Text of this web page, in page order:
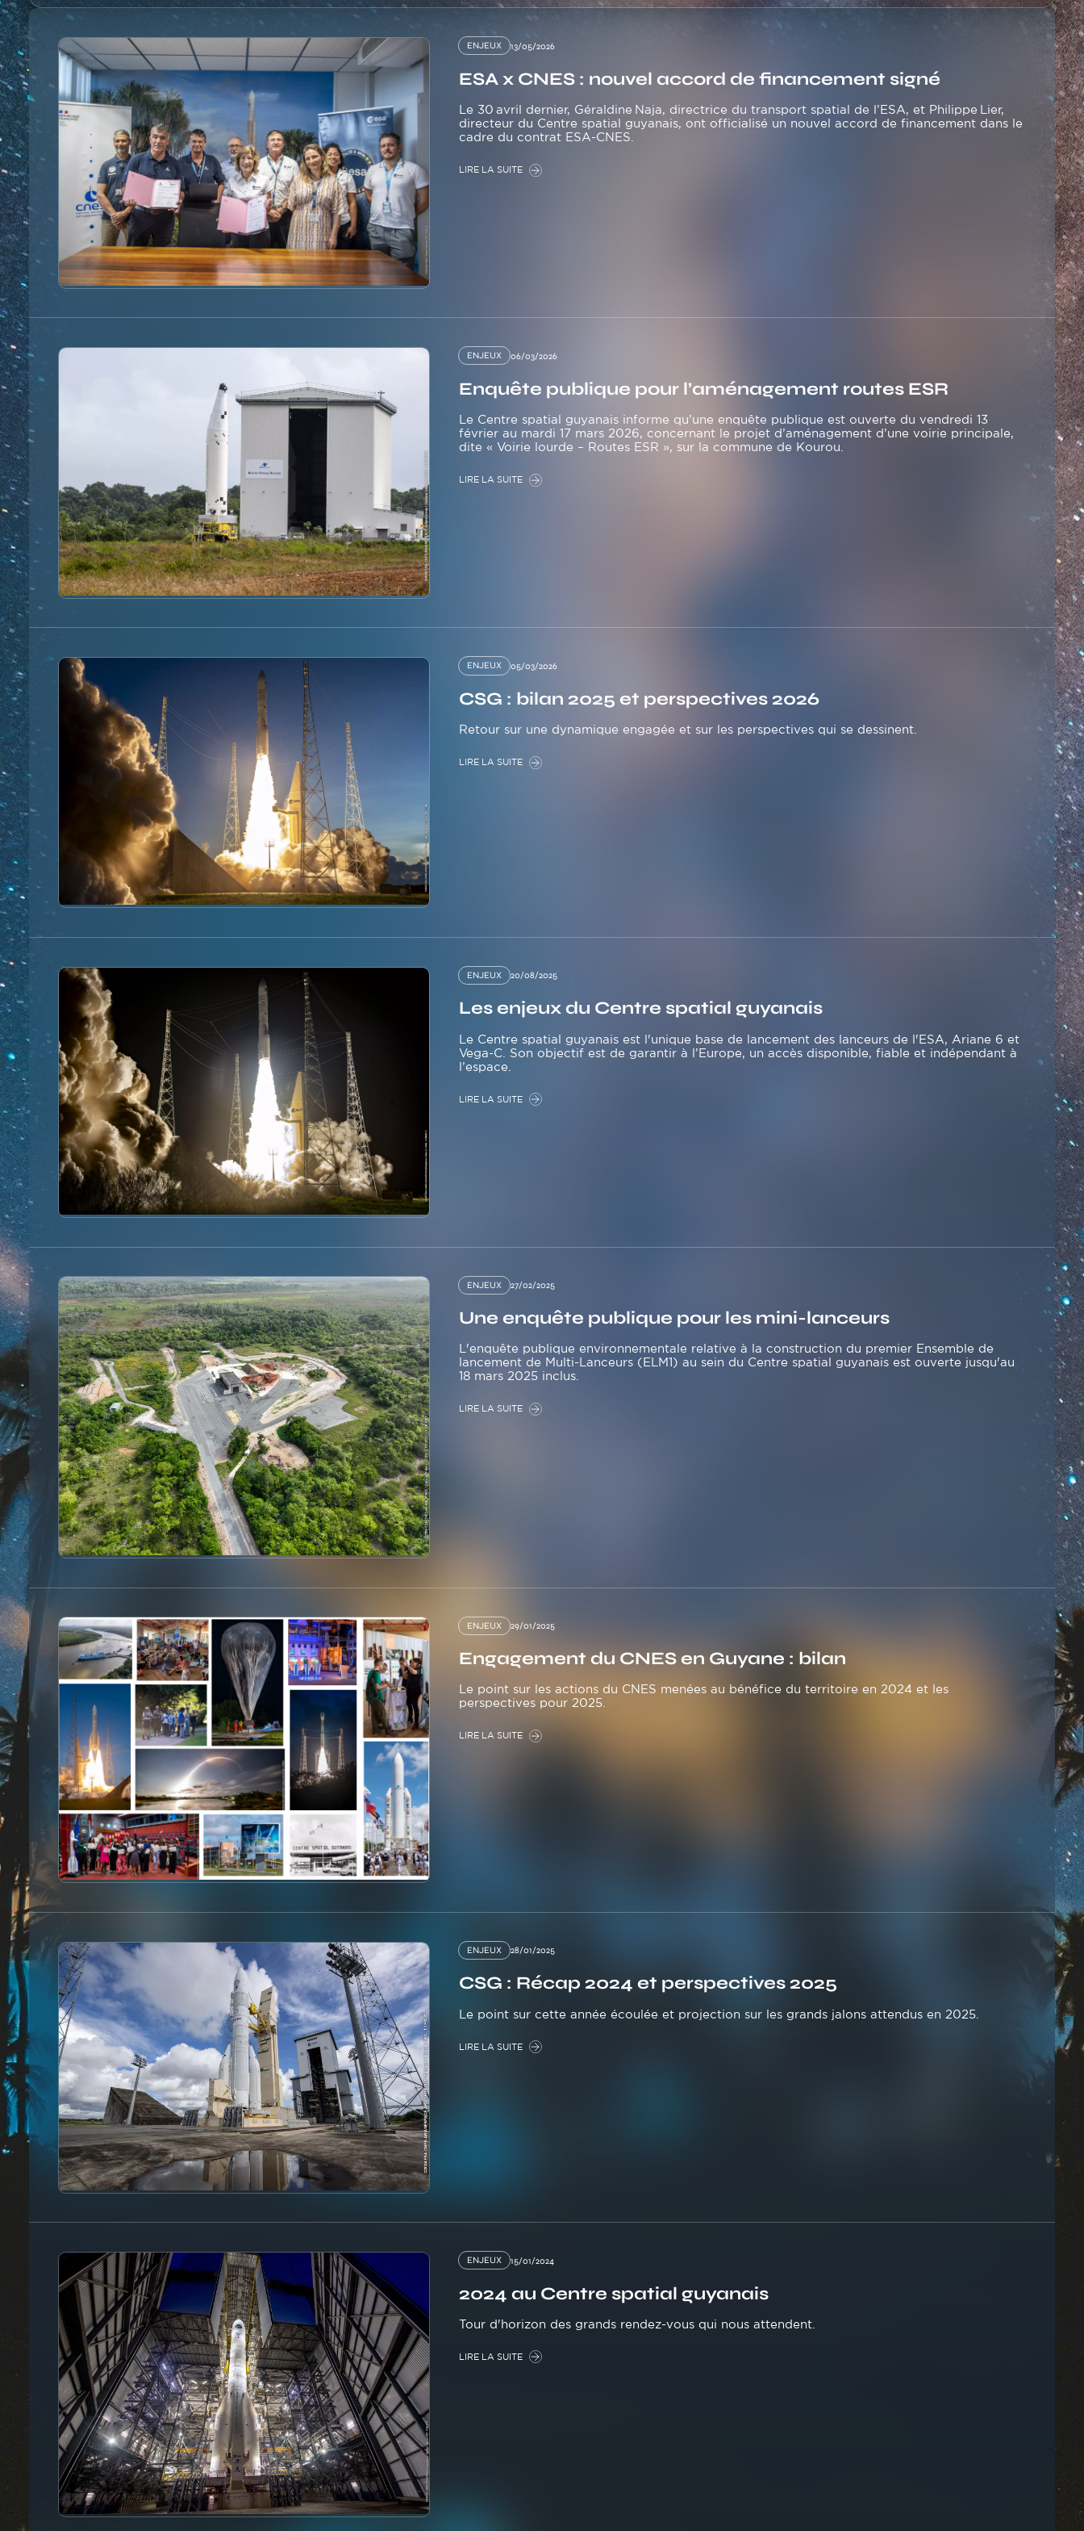
ENJEUX 13/05/2026
ESA x CNES : nouvel accord de financement signé
Le 30 avril dernier, Géraldine Naja, directrice du transport spatial de l’ESA, et Philippe Lier,
directeur du Centre spatial guyanais, ont officialisé un nouvel accord de financement dans le
cadre du contrat ESA-CNES.
LIRE LA SUITE
ENJEUX 06/03/2026
Enquête publique pour l’aménagement routes ESR
Le Centre spatial guyanais informe qu’une enquête publique est ouverte du vendredi 13
février au mardi 17 mars 2026, concernant le projet d’aménagement d’une voirie principale,
dite « Voirie lourde – Routes ESR », sur la commune de Kourou.
LIRE LA SUITE
ENJEUX 05/03/2026
CSG : bilan 2025 et perspectives 2026
Retour sur une dynamique engagée et sur les perspectives qui se dessinent.
LIRE LA SUITE
ENJEUX 20/08/2025
Les enjeux du Centre spatial guyanais
Le Centre spatial guyanais est l'unique base de lancement des lanceurs de l'ESA, Ariane 6 et
Vega-C. Son objectif est de garantir à l’Europe, un accès disponible, fiable et indépendant à
l’espace.
LIRE LA SUITE
ENJEUX 27/02/2025
Une enquête publique pour les mini-lanceurs
L'enquête publique environnementale relative à la construction du premier Ensemble de
lancement de Multi-Lanceurs (ELM1) au sein du Centre spatial guyanais est ouverte jusqu'au
18 mars 2025 inclus.
LIRE LA SUITE
ENJEUX 29/01/2025
Engagement du CNES en Guyane : bilan
Le point sur les actions du CNES menées au bénéfice du territoire en 2024 et les
perspectives pour 2025.
LIRE LA SUITE
ENJEUX 28/01/2025
CSG : Récap 2024 et perspectives 2025
Le point sur cette année écoulée et projection sur les grands jalons attendus en 2025.
LIRE LA SUITE
ENJEUX 15/01/2024
2024 au Centre spatial guyanais
Tour d'horizon des grands rendez-vous qui nous attendent.
LIRE LA SUITE